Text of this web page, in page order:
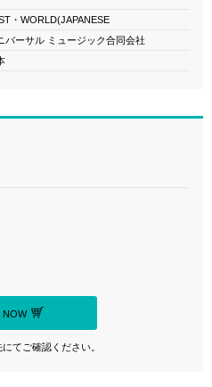
・WORLD(JAPANESE
バーサル ミュージック合同会社
NOW
てご確認ください。